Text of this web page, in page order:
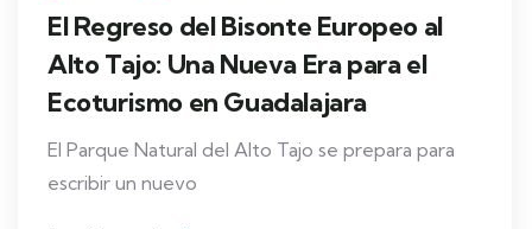
El Regreso del Bisonte Europeo al
Alto Tajo: Una Nueva Era para el
Ecoturismo en Guadalajara
El Parque Natural del Alto Tajo se prepara para
escribir un nuevo